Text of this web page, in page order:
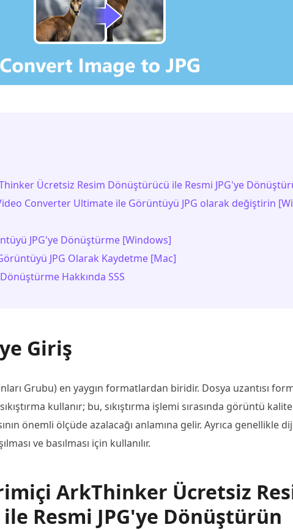
Ücretsiz Resim Dönüştürücü ile Resmi JPG'ye
Converter Ultimate ile Görüntüyü JPG olarak değiştirin
JPG'ye Dönüştürme [Windows]
JPG Olarak Kaydetme [Mac]
Hakkında SSS
Giriş
Grubu) en yaygın formatlardan biridir. Dosya uzantısı
kullanır; bu, sıkıştırma işlemi sırasında görüntü
önemli ölçüde azalacağı anlamına gelir. Ayrıca genellikle
ve basılması için kullanılır.
ArkThinker Ücretsiz
Resmi JPG'ye Dönüştürün